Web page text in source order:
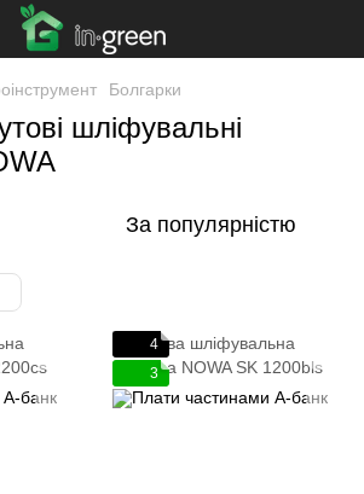
Болгарки
шліфувальні
За популярністю
4
3